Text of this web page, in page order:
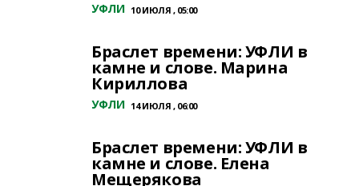
УФЛИ 10 ИЮЛЯ , 05:00
Браслет времени: УФЛИ в
камне и слове. Марина
Кириллова
УФЛИ 14 ИЮЛЯ , 06:00
Браслет времени: УФЛИ в
камне и слове. Елена
Мещерякова